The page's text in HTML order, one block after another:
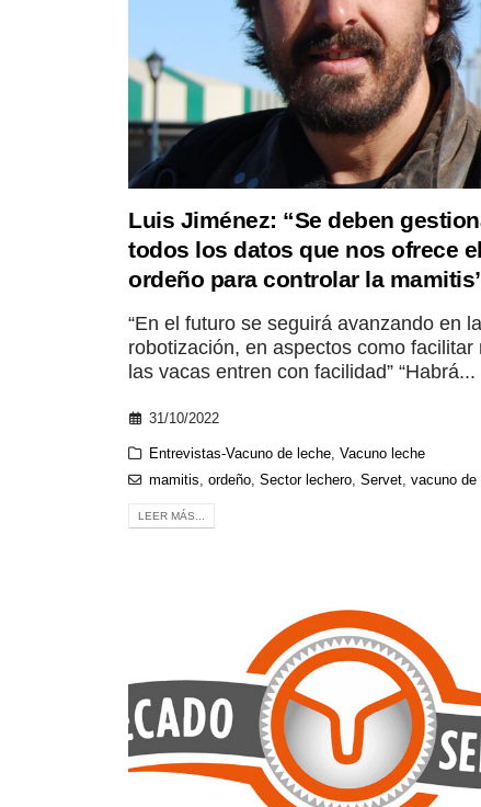
Luis Jiménez: “Se deben
todos los datos que nos ofrece el
ordeño para controlar la
“En el futuro se seguirá avanzando en la
robotización, en aspectos como facilitar
las vacas entren con facilidad” “Habrá...
31/10/2022
Entrevistas-Vacuno de leche, Vacuno leche
mamitis, ordeño, Sector lechero, Servet, vacuno de
LEER MÁS...